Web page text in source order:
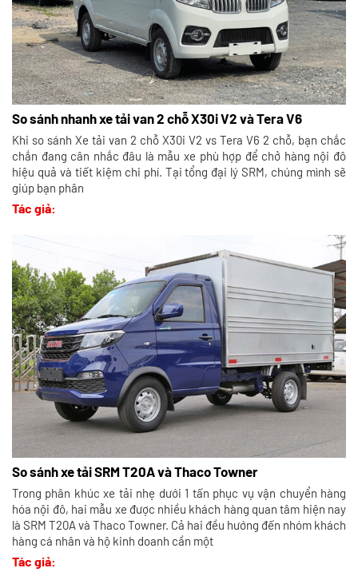
So sánh nhanh xe tải van 2 chỗ X30i V2 và Tera V6
Khi so sánh Xe tải van 2 chỗ X30i V2 vs Tera V6 2 chỗ, bạn chắc
chắn đang cân nhắc đâu là mẫu xe phù hợp để chở hàng nội đô
hiệu quả và tiết kiệm chi phí. Tại tổng đại lý SRM, chúng mình sẽ
giúp bạn phân
Tác giả:
So sánh xe tải SRM T20A và Thaco Towner
Trong phân khúc xe tải nhẹ dưới 1 tấn phục vụ vận chuyển hàng
hóa nội đô, hai mẫu xe được nhiều khách hàng quan tâm hiện nay
là SRM T20A và Thaco Towner. Cả hai đều hướng đến nhóm khách
hàng cá nhân và hộ kinh doanh cần một
Tác giả: